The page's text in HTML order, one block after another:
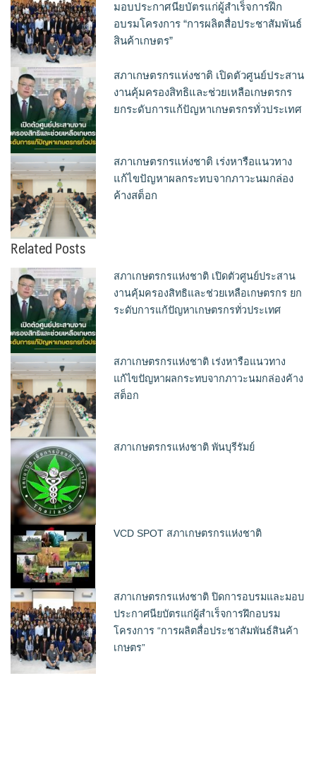
มอบประกาศนียบัตรแก่ผู้สำเร็จการฝึก
อบรมโครงการ “การผลิตสื่อประชาสัมพันธ์
สินค้าเกษตร”
สภาเกษตรกรแห่งชาติ เปิดตัวศูนย์ประสาน
งานคุ้มครองสิทธิและช่วยเหลือเกษตรกร
ยกระดับการแก้ปัญหาเกษตรกรทั่วประเทศ
สภาเกษตรกรแห่งชาติ เร่งหารือแนวทาง
แก้ไขปัญหาผลกระทบจากภาวะนมกล่อง
ค้างสต็อก
Related Posts
สภาเกษตรกรแห่งชาติ เปิดตัวศูนย์ประสาน
งานคุ้มครองสิทธิและช่วยเหลือเกษตรกร ยก
ระดับการแก้ปัญหาเกษตรกรทั่วประเทศ
สภาเกษตรกรแห่งชาติ เร่งหารือแนวทาง
แก้ไขปัญหาผลกระทบจากภาวะนมกล่องค้าง
สต็อก
สภาเกษตรกรแห่งชาติ พันบุรีรัมย์
VCD SPOT สภาเกษตรกรแห่งชาติ
สภาเกษตรกรแห่งชาติ ปิดการอบรมและมอบ
ประกาศนียบัตรแก่ผู้สำเร็จการฝึกอบรม
โครงการ “การผลิตสื่อประชาสัมพันธ์สินค้า
เกษตร”